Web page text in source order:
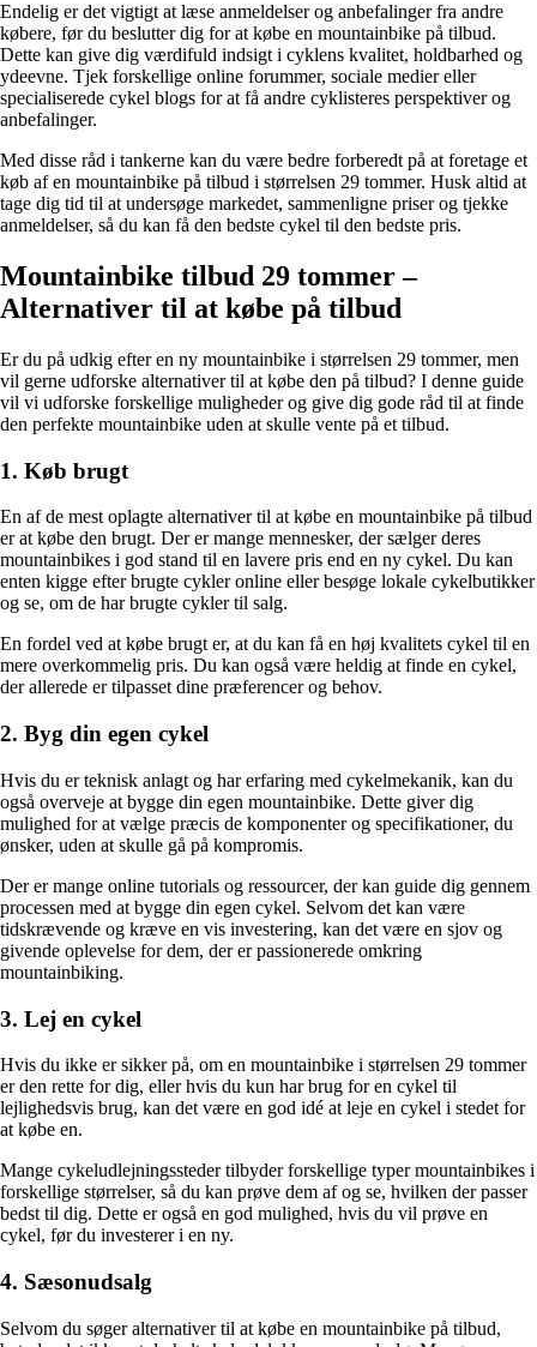
Endelig er det vigtigt at læse anmeldelser og anbefalinger fra andre
købere, før du beslutter dig for at købe en mountainbike på tilbud.
Dette kan give dig værdifuld indsigt i cyklens kvalitet, holdbarhed og
ydeevne. Tjek forskellige online forummer, sociale medier eller
specialiserede cykel blogs for at få andre cyklisteres perspektiver og
anbefalinger.
Med disse råd i tankerne kan du være bedre forberedt på at foretage et
køb af en mountainbike på tilbud i størrelsen 29 tommer. Husk altid at
tage dig tid til at undersøge markedet, sammenligne priser og tjekke
anmeldelser, så du kan få den bedste cykel til den bedste pris.
Mountainbike tilbud 29 tommer –
Alternativer til at købe på tilbud
Er du på udkig efter en ny mountainbike i størrelsen 29 tommer, men
vil gerne udforske alternativer til at købe den på tilbud? I denne guide
vil vi udforske forskellige muligheder og give dig gode råd til at finde
den perfekte mountainbike uden at skulle vente på et tilbud.
1. Køb brugt
En af de mest oplagte alternativer til at købe en mountainbike på tilbud
er at købe den brugt. Der er mange mennesker, der sælger deres
mountainbikes i god stand til en lavere pris end en ny cykel. Du kan
enten kigge efter brugte cykler online eller besøge lokale cykelbutikker
og se, om de har brugte cykler til salg.
En fordel ved at købe brugt er, at du kan få en høj kvalitets cykel til en
mere overkommelig pris. Du kan også være heldig at finde en cykel,
der allerede er tilpasset dine præferencer og behov.
2. Byg din egen cykel
Hvis du er teknisk anlagt og har erfaring med cykelmekanik, kan du
også overveje at bygge din egen mountainbike. Dette giver dig
mulighed for at vælge præcis de komponenter og specifikationer, du
ønsker, uden at skulle gå på kompromis.
Der er mange online tutorials og ressourcer, der kan guide dig gennem
processen med at bygge din egen cykel. Selvom det kan være
tidskrævende og kræve en vis investering, kan det være en sjov og
givende oplevelse for dem, der er passionerede omkring
mountainbiking.
3. Lej en cykel
Hvis du ikke er sikker på, om en mountainbike i størrelsen 29 tommer
er den rette for dig, eller hvis du kun har brug for en cykel til
lejlighedsvis brug, kan det være en god idé at leje en cykel i stedet for
at købe en.
Mange cykeludlejningssteder tilbyder forskellige typer mountainbikes i
forskellige størrelser, så du kan prøve dem af og se, hvilken der passer
bedst til dig. Dette er også en god mulighed, hvis du vil prøve en
cykel, før du investerer i en ny.
4. Sæsonudsalg
Selvom du søger alternativer til at købe en mountainbike på tilbud,